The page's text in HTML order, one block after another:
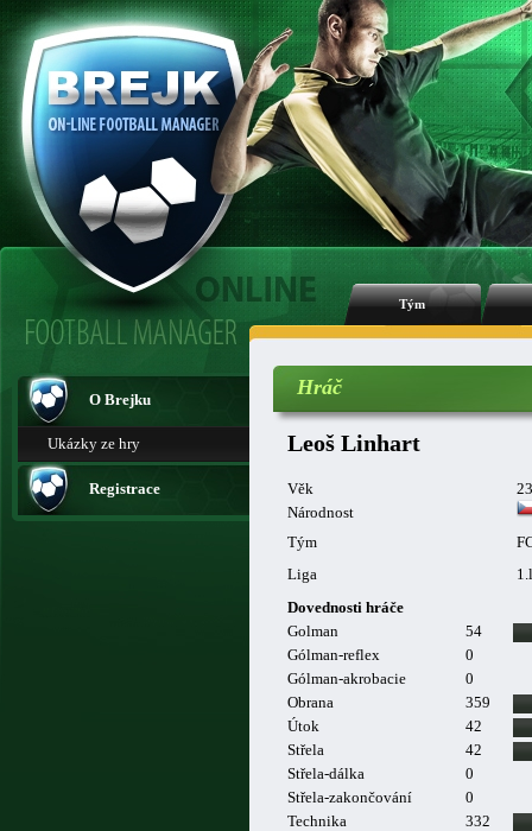
Tým
O Brejku
Ukázky ze hry
Registrace
Hráč
Leoš Linhart
Věk
23
Národnost
Tým
Liga
Dovednosti hráče
Golman
54
Gólman-reflex
0
Gólman-akrobacie
0
Obrana
359
Útok
42
Střela
42
Střela-dálka
0
Střela-zakončování
0
Technika
332